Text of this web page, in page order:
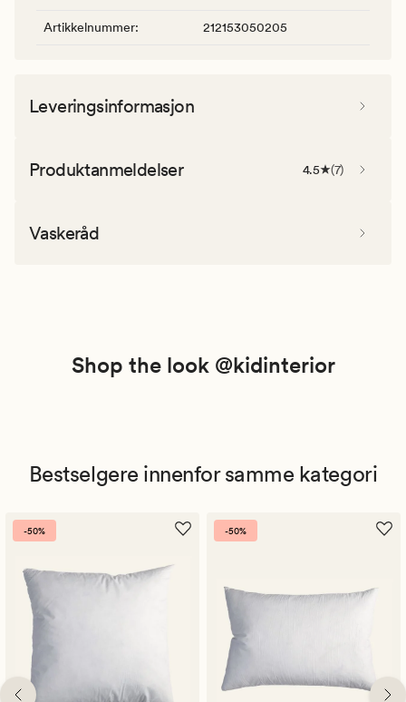
Artikkelnummer: 212153050205
Leveringsinformasjon
Produktanmeldelser 4.5 (7)
Vaskeråd
Shop the look @kidinterior
Bestselgere innenfor samme kategori
-50% -50%